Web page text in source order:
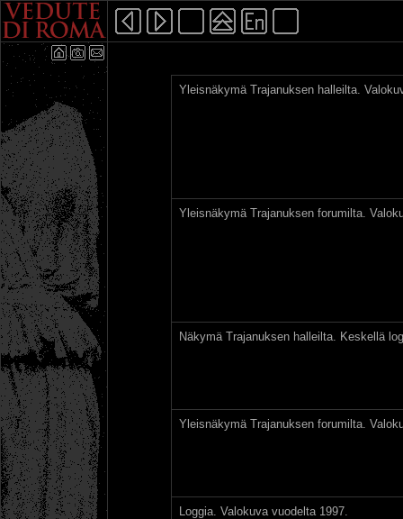
Yleisnäkymä Trajanuksen halleilta.
Yleisnäkymä Trajanuksen forumilta.
Näkymä Trajanuksen halleilta. Keskellä
Yleisnäkymä Trajanuksen forumilta.
Loggia. Valokuva vuodelta 1997.